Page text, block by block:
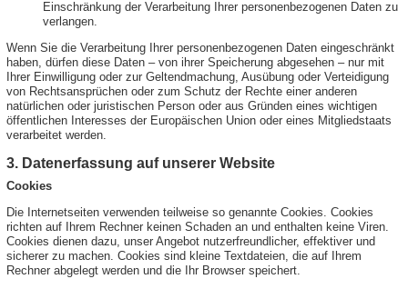
Einschränkung der Verarbeitung Ihrer personenbezogenen Daten zu
verlangen.
Wenn Sie die Verarbeitung Ihrer personenbezogenen Daten eingeschränkt
haben, dürfen diese Daten – von ihrer Speicherung abgesehen – nur mit
Ihrer Einwilligung oder zur Geltendmachung, Ausübung oder Verteidigung
von Rechtsansprüchen oder zum Schutz der Rechte einer anderen
natürlichen oder juristischen Person oder aus Gründen eines wichtigen
öffentlichen Interesses der Europäischen Union oder eines Mitgliedstaats
verarbeitet werden.
3. Datenerfassung auf unserer Website
Cookies
Die Internetseiten verwenden teilweise so genannte Cookies. Cookies
richten auf Ihrem Rechner keinen Schaden an und enthalten keine Viren.
Cookies dienen dazu, unser Angebot nutzerfreundlicher, effektiver und
sicherer zu machen. Cookies sind kleine Textdateien, die auf Ihrem
Rechner abgelegt werden und die Ihr Browser speichert.